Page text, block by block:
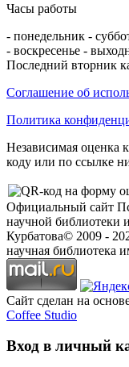
Часы работы
- понедельник -
- воскресенье -
Последний вторник
Соглашение об
Политика
Независимая оценка
коду или по ссылке
Официальный сайт
научной библиотеки
Курбатова© 2009 -
научная библиотека
Сайт сделан на
Coffee Studio
Вход в личный